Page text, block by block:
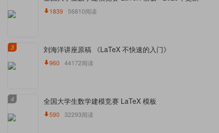
1839 56810阅读
3 刘海洋讲座原稿 《LaTeX 不快速的入门》
960 44172阅读
4 全国大学生数学建模竞赛 LaTeX 模板
590 32293阅读